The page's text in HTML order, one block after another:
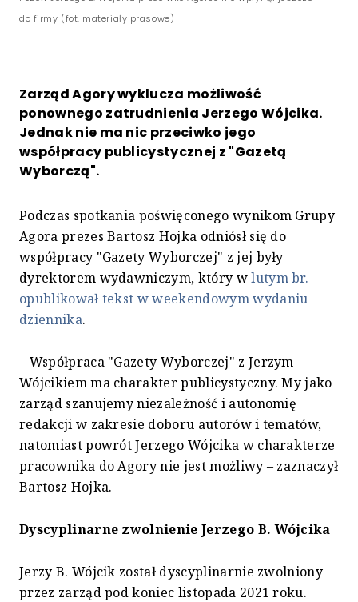
do firmy (fot. materiały prasowe)
Zarząd Agory wyklucza możliwość
ponownego zatrudnienia Jerzego Wójcika.
Jednak nie ma nic przeciwko jego
współpracy publicystycznej z "Gazetą
Wyborczą".
Podczas spotkania poświęconego wynikom Grupy
Agora prezes Bartosz Hojka odniósł się do
współpracy "Gazety Wyborczej" z jej były
dyrektorem wydawniczym, który wlutym br.
opublikował tekst w weekendowym wydaniu
dziennika.
– Współpraca "Gazety Wyborczej" z Jerzym
Wójcikiem ma charakter publicystyczny. My jako
zarząd szanujemy niezależność i autonomię
redakcji w zakresie doboru autorów i tematów,
natomiast powrót Jerzego Wójcika w charakterze
pracownika do Agory nie jest możliwy – zaznaczył
Bartosz Hojka.
Dyscyplinarne zwolnienie Jerzego B. Wójcika
Jerzy B. Wójcik został dyscyplinarnie zwolniony
przez zarząd pod koniec listopada 2021 roku.